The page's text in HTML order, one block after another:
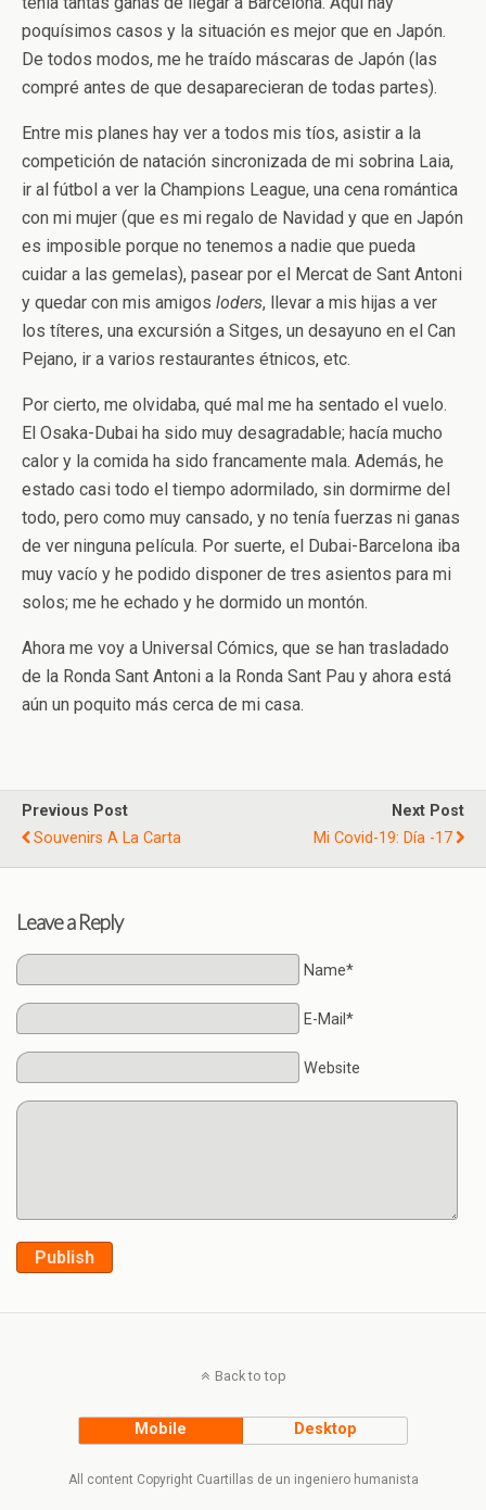
poquísimos casos y la situación es mejor que en Japón.
De todos modos, me he traído máscaras de Japón (las
compré antes de que desaparecieran de todas partes).
Entre mis planes hay ver a todos mis tíos, asistir a la
competición de natación sincronizada de mi sobrina Laia,
ir al fútbol a ver la Champions League, una cena romántica
con mi mujer (que es mi regalo de Navidad y que en Japón
es imposible porque no tenemos a nadie que pueda
cuidar a las gemelas), pasear por el Mercat de Sant Antoni
y quedar con mis amigos loders, llevar a mis hijas a ver
los títeres, una excursión a Sitges, un desayuno en el Can
Pejano, ir a varios restaurantes étnicos, etc.
Por cierto, me olvidaba, qué mal me ha sentado el vuelo.
El Osaka-Dubai ha sido muy desagradable; hacía mucho
calor y la comida ha sido francamente mala. Además, he
estado casi todo el tiempo adormilado, sin dormirme del
todo, pero como muy cansado, y no tenía fuerzas ni ganas
de ver ninguna película. Por suerte, el Dubai-Barcelona iba
muy vacío y he podido disponer de tres asientos para mi
solos; me he echado y he dormido un montón.
Ahora me voy a Universal Cómics, que se han trasladado
de la Ronda Sant Antoni a la Ronda Sant Pau y ahora está
aún un poquito más cerca de mi casa.
Previous Post
Souvenirs A La Carta
Next Post
Mi Covid-19: Día -17
Leave a Reply
Name*
E-Mail*
Website
Publish
Back to top
Mobile Desktop
All content Copyright Cuartillas de un ingeniero humanista